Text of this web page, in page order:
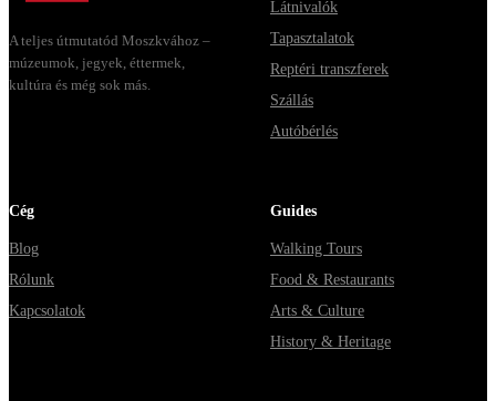
A teljes útmutatód Moszkvához –
múzeumok, jegyek, éttermek,
kultúra és még sok más.
Látnivalók
Tapasztalatok
Reptéri transzferek
Szállás
Autóbérlés
Cég
Blog
Rólunk
Kapcsolatok
Guides
Walking Tours
Food & Restaurants
Arts & Culture
History & Heritage